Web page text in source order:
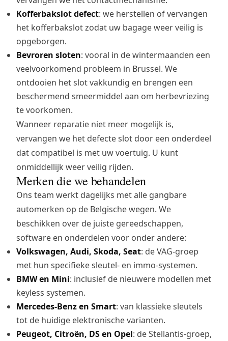
Kofferbakslot defect: we herstellen of vervangen
het kofferbakslot zodat uw bagage weer veilig is
opgeborgen.
Bevroren sloten: vooral in de wintermaanden een
veelvoorkomend probleem in Brussel. We
ontdooien het slot vakkundig en brengen een
beschermend smeermiddel aan om herbevriezing
te voorkomen.
Wanneer reparatie niet meer mogelijk is,
vervangen we het defecte slot door een onderdeel
dat compatibel is met uw voertuig. U kunt
onmiddellijk weer veilig rijden.
Merken die we behandelen
Ons team werkt dagelijks met alle gangbare
automerken op de Belgische wegen. We
beschikken over de juiste gereedschappen,
software en onderdelen voor onder andere:
Volkswagen, Audi, Skoda, Seat: de VAG-groep
met hun specifieke sleutel- en immo-systemen.
BMW en Mini: inclusief de nieuwere modellen met
keyless systemen.
Mercedes-Benz en Smart: van klassieke sleutels
tot de huidige elektronische varianten.
Peugeot, Citroën, DS en Opel: de Stellantis-groep,